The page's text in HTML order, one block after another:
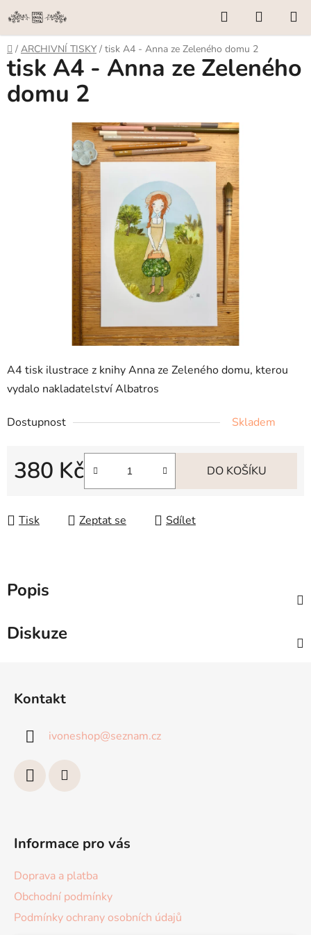
Přejít
na
obsah
Hledat
KOŠÍK
Domů
/ ARCHIVNÍ TISKY / tisk A4 - Anna ze Zeleného domu 2
A4 tisk ilustrace z knihy Anna ze Zeleného domu, kterou
vydalo nakladatelství Albatros
Dostupnost Skladem
380 Kč DO KOŠÍKU
Tisk Zeptat se Sdílet
tisk A4 - Anna ze Zeleného
domu 2
Popis
Diskuze
Kontakt
ivoneshop@seznam.cz
Informace pro vás
Doprava a platba
Obchodní podmínky
Podmínky ochrany osobních údajů